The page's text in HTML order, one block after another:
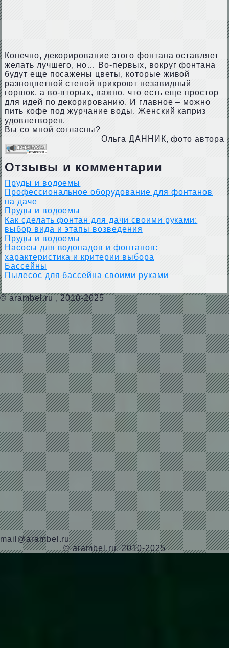
Конечно, декорирование этого фонтана оставляет
желать лучшего, но… Во-первых, вокруг фонтана
будут еще посажены цветы, которые живой
разноцветной стеной прикроют незавидный
горшок, а во-вторых, важно, что есть еще простор
для идей по декорированию. И главное – можно
пить кофе под журчание воды. Женский каприз
удовлетворен.
Вы со мной согласны?
Ольга ДАННИК, фото автора
Отзывы и комментарии
Пруды и водоемы
Профессиональное оборудование для фонтанов
на даче
Пруды и водоемы
Как сделать фонтан для дачи своими руками:
выбор вида и этапы возведения
Пруды и водоемы
Насосы для водопадов и фонтанов:
характеристика и критерии выбора
Бассейны
Пылесос для бассейна своими руками
© arambel.ru, 2010-2025
mail@arambel.ru
© arambel.ru, 2010-2025